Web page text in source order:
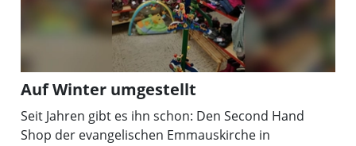
Auf Winter umgestellt
Seit Jahren gibt es ihn schon: Den Second Hand
Shop der evangelischen Emmauskirche in